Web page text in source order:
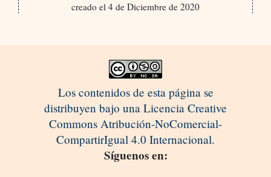
creado el 4 de Diciembre de 2020
Los contenidos de esta página se
distribuyen bajo una Licencia Creative
Commons Atribución-NoComercial-
CompartirIgual 4.0 Internacional.
Síguenos en: